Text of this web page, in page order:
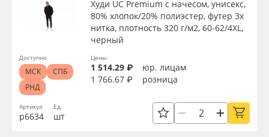
Бренды
Доставка
Оплата
Самоклеящиеся плёнки
Листовые материалы
Чернила
Вид
Плотность, г/м2
Артикул
р6634
Худи UC Premium с начесом, унисекс,
80% хлопок/20% полиэстер, футер 3х
нитка, плотность 320 г/м2, 60-62/4XL,
черный
Ед.
шт
Цены
1 514.29 ₽
юр. лицам
1 766.67 ₽
розница
Доступно
МСК
СПБ
РНД